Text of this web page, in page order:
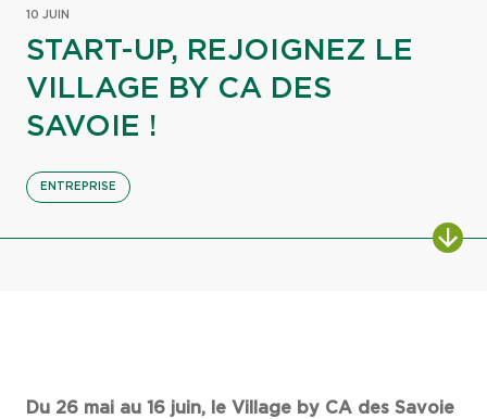
10 JUIN
START-UP, REJOIGNEZ LE
VILLAGE BY CA DES
SAVOIE !
ENTREPRISE
Du 26 mai au 16 juin, le Village by CA des Savoie